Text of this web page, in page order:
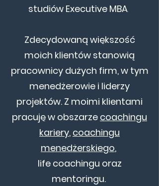
studiów Executive MBA.
Zdecydowaną większość
moich klientów stanowią
pracownicy dużych firm, w tym
menedżerowie i liderzy
projektów. Z moimi klientami
pracuję w obszarze coachingu
kariery, coachingu
menedżerskiego,
life coachingu oraz
mentoringu.